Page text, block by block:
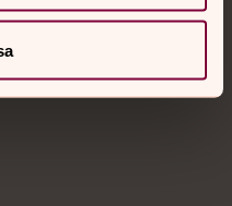
eller chatta anonymt